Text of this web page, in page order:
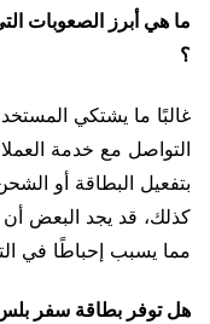
ما هي أبرز الصعوبات
؟
غالبًا ما يشتكي
التواصل مع خدمة
بتفعيل البطاقة أو
كذلك، قد يجد البعض أن
مما يسبب إحباطًا في
هل توفر بطاقة سفر